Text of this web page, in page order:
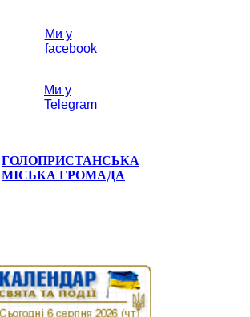
Ми у
facebook
Ми у
Telegram
ГОЛОПРИСТАНСЬКА
МІСЬКА ГРОМАДА